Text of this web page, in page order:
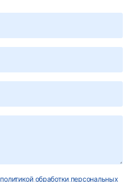
политикой обработки персональных